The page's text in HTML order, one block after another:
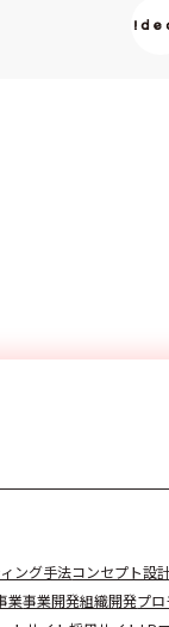
ング手法コンセプト設
業事業開発組織開発プ